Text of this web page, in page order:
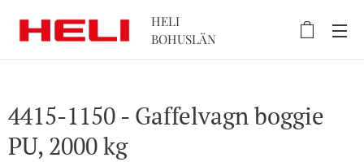
HELI
BOHUSLÄN
4415-1150 - Gaffelvagn boggie
PU, 2000 kg